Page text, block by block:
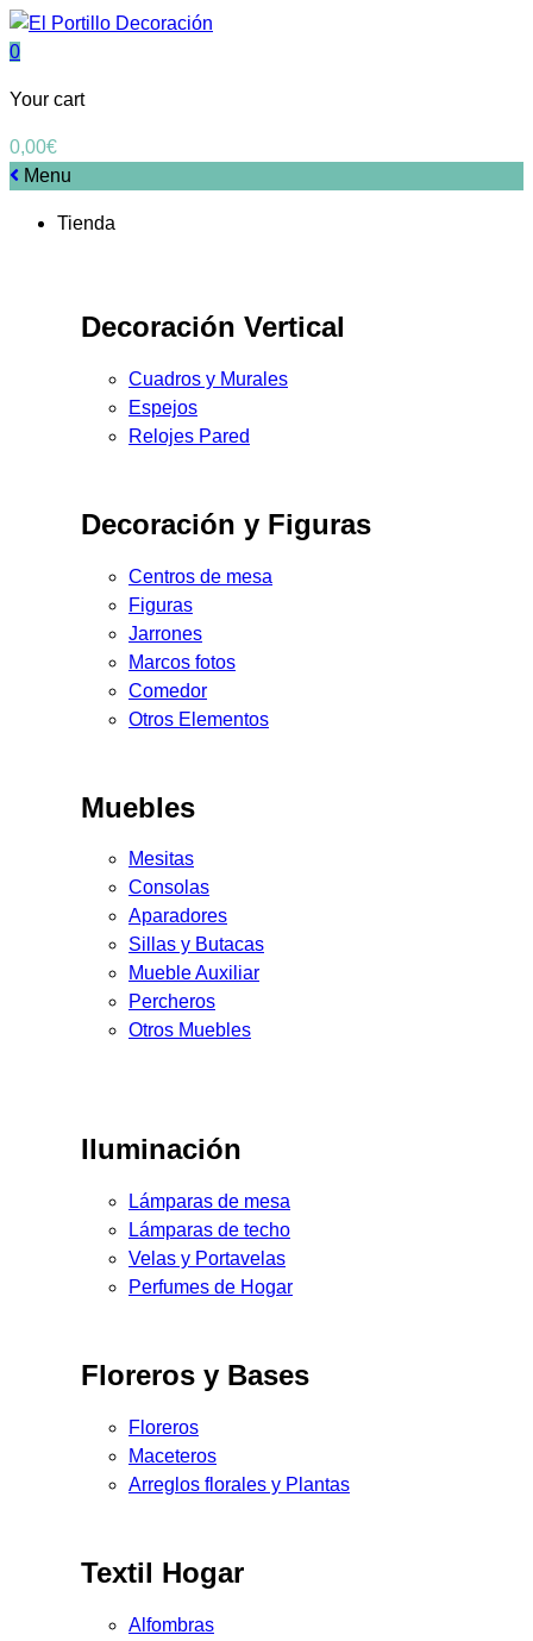
0
Your cart
0,00€
Menu
Tienda
Decoración Vertical
Cuadros y Murales
Espejos
Relojes Pared
Decoración y Figuras
Centros de mesa
Figuras
Jarrones
Marcos fotos
Comedor
Otros Elementos
Muebles
Mesitas
Consolas
Aparadores
Sillas y Butacas
Mueble Auxiliar
Percheros
Otros Muebles
Iluminación
Lámparas de mesa
Lámparas de techo
Velas y Portavelas
Perfumes de Hogar
Floreros y Bases
Floreros
Maceteros
Arreglos florales y Plantas
Textil Hogar
Alfombras